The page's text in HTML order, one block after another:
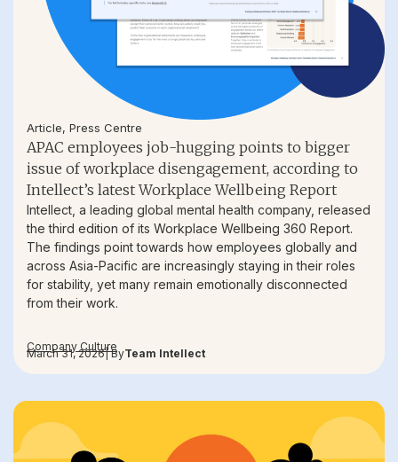
Article, Press Centre
APAC employees job-hugging points to bigger
issue of workplace disengagement, according to
Intellect’s latest Workplace Wellbeing Report
Intellect, a leading global mental health company, released
the third edition of its Workplace Wellbeing 360 Report.
The findings point towards how employees globally and
across Asia-Pacific are increasingly staying in their roles
for stability, yet many remain emotionally disconnected
from their work.
Company Culture
March 31, 2026| ByTeam Intellect